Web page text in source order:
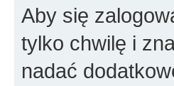
Aby się
tylko chwilę i
nadać